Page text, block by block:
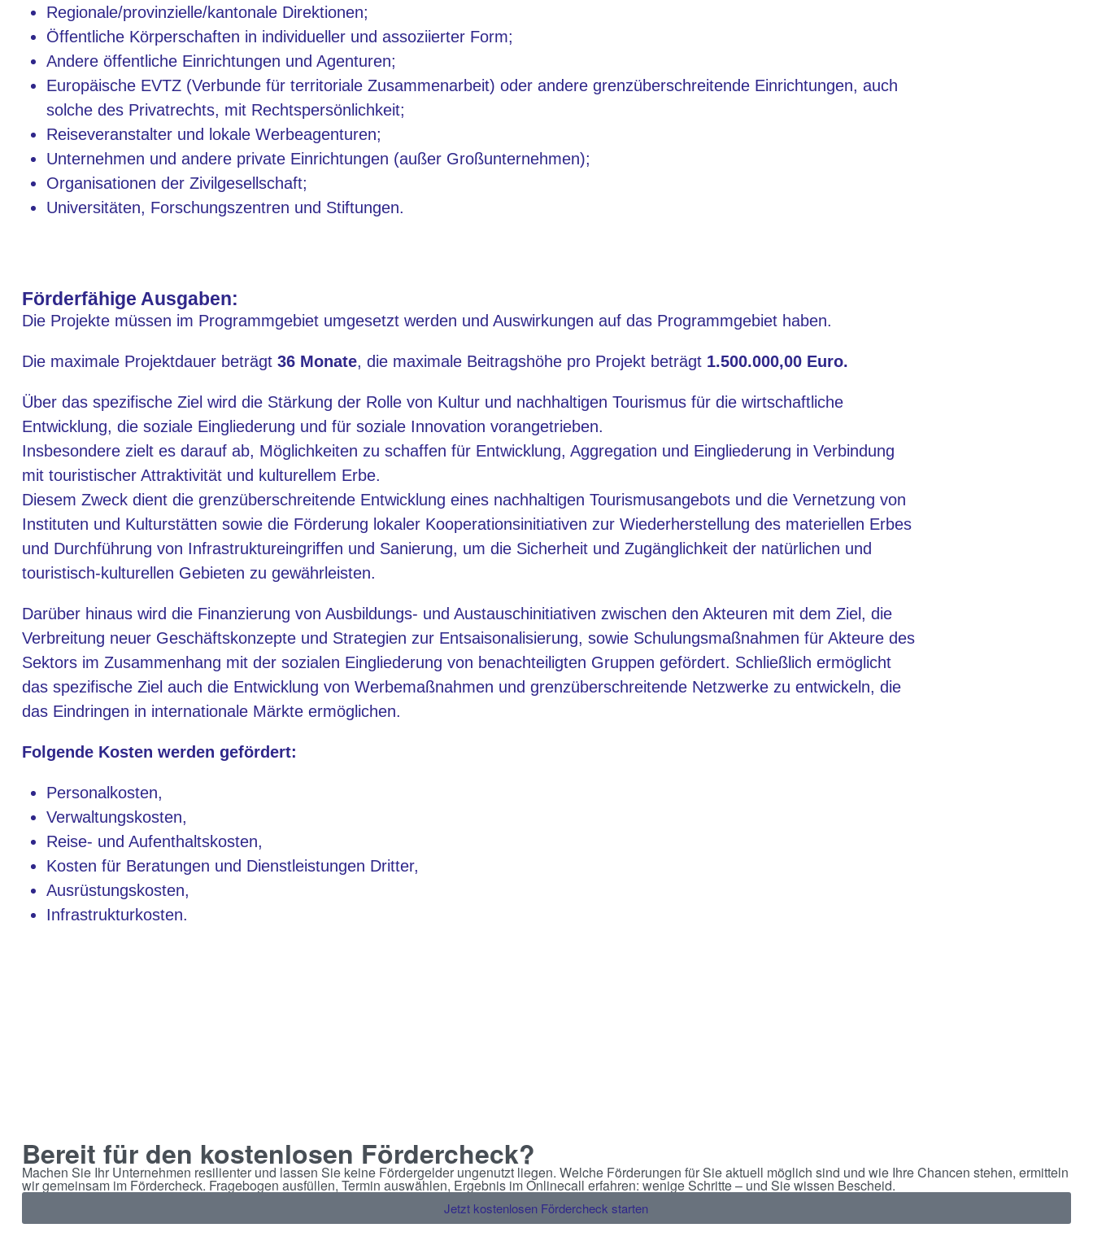
Regionale/provinzielle/kantonale Direktionen;
Öffentliche Körperschaften in individueller und assoziierter Form;
Andere öffentliche Einrichtungen und Agenturen;
Europäische EVTZ (Verbunde für territoriale Zusammenarbeit) oder andere grenzüberschreitende Einrichtungen, auch
solche des Privatrechts, mit Rechtspersönlichkeit;
Reiseveranstalter und lokale Werbeagenturen;
Unternehmen und andere private Einrichtungen (außer Großunternehmen);
Organisationen der Zivilgesellschaft;
Universitäten, Forschungszentren und Stiftungen.
Förderfähige Ausgaben:
Die Projekte müssen im Programmgebiet umgesetzt werden und Auswirkungen auf das Programmgebiet haben.
Die maximale Projektdauer beträgt 36 Monate, die maximale Beitragshöhe pro Projekt beträgt 1.500.000,00 Euro.
Über das spezifische Ziel wird die Stärkung der Rolle von Kultur und nachhaltigen Tourismus für die wirtschaftliche
Entwicklung, die soziale Eingliederung und für soziale Innovation vorangetrieben.
Insbesondere zielt es darauf ab, Möglichkeiten zu schaffen für Entwicklung, Aggregation und Eingliederung in Verbindung
mit touristischer Attraktivität und kulturellem Erbe.
Diesem Zweck dient die grenzüberschreitende Entwicklung eines nachhaltigen Tourismusangebots und die Vernetzung von
Instituten und Kulturstätten sowie die Förderung lokaler Kooperationsinitiativen zur Wiederherstellung des materiellen Erbes
und Durchführung von Infrastruktureingriffen und Sanierung, um die Sicherheit und Zugänglichkeit der natürlichen und
touristisch-kulturellen Gebieten zu gewährleisten.
Darüber hinaus wird die Finanzierung von Ausbildungs- und Austauschinitiativen zwischen den Akteuren mit dem Ziel, die
Verbreitung neuer Geschäftskonzepte und Strategien zur Entsaisonalisierung, sowie Schulungsmaßnahmen für Akteure des
Sektors im Zusammenhang mit der sozialen Eingliederung von benachteiligten Gruppen gefördert. Schließlich ermöglicht
das spezifische Ziel auch die Entwicklung von Werbemaßnahmen und grenzüberschreitende Netzwerke zu entwickeln, die
das Eindringen in internationale Märkte ermöglichen.
Folgende Kosten werden gefördert:
Personalkosten,
Verwaltungskosten,
Reise- und Aufenthaltskosten,
Kosten für Beratungen und Dienstleistungen Dritter,
Ausrüstungskosten,
Infrastrukturkosten.
Bereit für den kostenlosen Fördercheck?
Machen Sie Ihr Unternehmen resilienter und lassen Sie keine Fördergelder ungenutzt liegen. Welche Förderungen für Sie aktuell möglich sind und wie Ihre Chancen stehen, ermitteln
wir gemeinsam im Fördercheck. Fragebogen ausfüllen, Termin auswählen, Ergebnis im Onlinecall erfahren: wenige Schritte – und Sie wissen Bescheid.
Jetzt kostenlosen Fördercheck starten